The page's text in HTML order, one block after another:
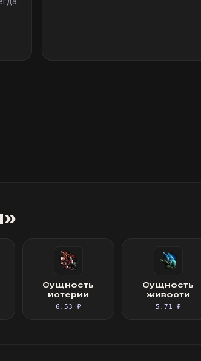
»
Сущность
истерии
6,53 ₽
Сущность
живости
5,71 ₽